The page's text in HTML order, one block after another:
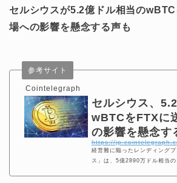
セルシウスが5.2億ドル相当の
場への影響を懸念する声も
Cointelegraph
参考サイト
セルシウス、
wBTCをFTXに
の影響を懸念す
経営難に陥ったレンディング
ス」は、5億2890万ドル相当